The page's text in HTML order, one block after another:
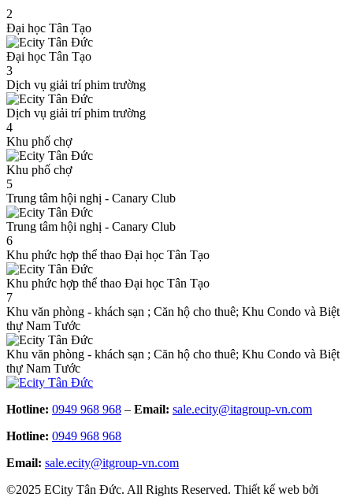
2
Đại học Tân Tạo
Đại học Tân Tạo
3
Dịch vụ giải trí phim trường
Dịch vụ giải trí phim trường
4
Khu phố chợ
Khu phố chợ
5
Trung tâm hội nghị - Canary Club
Trung tâm hội nghị - Canary Club
6
Khu phức hợp thể thao Đại học Tân Tạo
Khu phức hợp thể thao Đại học Tân Tạo
7
Khu văn phòng - khách sạn ; Căn hộ cho thuê; Khu Condo và Biệt
thự Nam Tước
Khu văn phòng - khách sạn ; Căn hộ cho thuê; Khu Condo và Biệt
thự Nam Tước
Hotline: 0949 968 968 – Email: sale.ecity@itagroup-vn.com
Hotline: 0949 968 968
Email: sale.ecity@itgroup-vn.com
©2025 ECity Tân Đức. All Rights Reserved. Thiết kế web bởi